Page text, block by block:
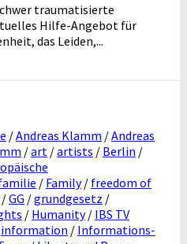
traumatisierte
Hilfe-Angebot für
das Leiden,...
/Andreas Klamm /Andreas
/art /artists / Berlin /
/ Family/ freedom of
/GG /grundgesetz /
/ Humanity/ IBS TV
information / Informations-